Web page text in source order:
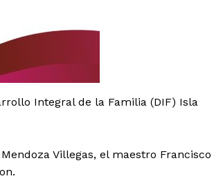
Nosotros
Contacto
Políticas del Sitio
Integral de la Familia (DIF) Isla
Villegas, el maestro Francisco